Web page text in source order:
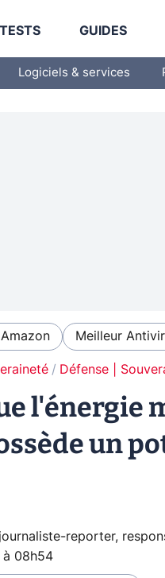
TESTS GUIDES
Logiciels & services
Meilleur
Défense |
l'énergie
un
journaliste-reporter,
à 08h54